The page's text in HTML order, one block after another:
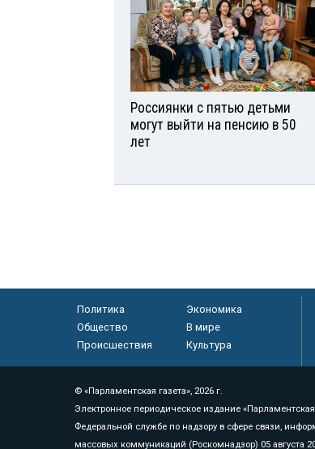
Россиянки с пятью детьми
могут выйти на пенсию в 50
лет
Политика
Экономика
Общество
В мире
Происшествия
Культура
© «Парламентская газета», 2026 г.
Электронное периодическое издание «Парламентская
Федеральной службе по надзору в сфере связи,
массовых коммуникаций (Роскомнадзор) 05 августа